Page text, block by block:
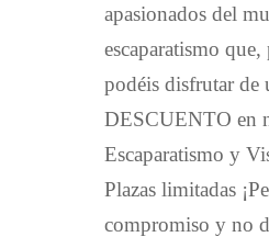
apasionados del
escaparatismo
podéis disfrutar de
DESCUENTO en
Escaparatismo y
Plazas limitadas
compromiso y no